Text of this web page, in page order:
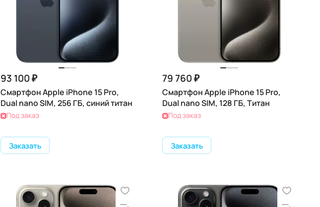
93 100 ₽
Смартфон Apple iPhone 15 Pro,
Dual nano SIM, 256 ГБ, синий титан
Под заказ
Заказать
79 760 ₽
Смартфон Apple iPhone 15 Pro,
Dual nano SIM, 128 ГБ, Титан
Под заказ
Заказать